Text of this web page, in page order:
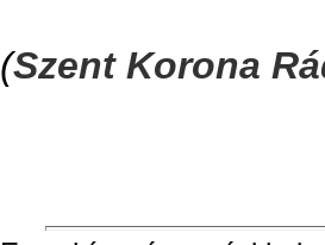
(Szent Korona